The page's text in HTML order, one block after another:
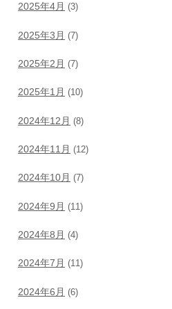
2025年4月 (3)
2025年3月 (7)
2025年2月 (7)
2025年1月 (10)
2024年12月 (8)
2024年11月 (12)
2024年10月 (7)
2024年9月 (11)
2024年8月 (4)
2024年7月 (11)
2024年6月 (6)